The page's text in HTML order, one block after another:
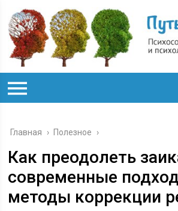
Главная › Полезное ›
Как преодолеть
современные
методы коррекции